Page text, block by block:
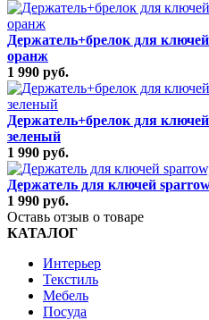
Держатель+брелок для
оранж
1 990 руб.
Держатель+брелок для
зеленый
1 990 руб.
Держатель для ключей
1 990 руб.
Оставь отзыв о товаре
КАТАЛОГ
Интерьер
Текстиль
Мебель
Посуда